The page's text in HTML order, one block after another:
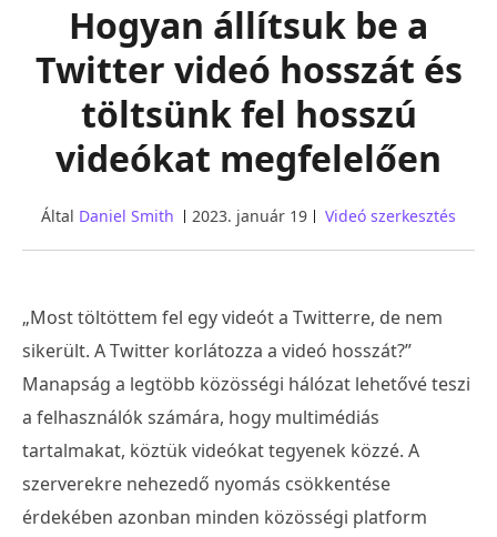
Hogyan állítsuk be a
Twitter videó hosszát és
töltsünk fel hosszú
videókat megfelelően
Által Daniel Smith 2023. január 19 Videó szerkesztés
„Most töltöttem fel egy videót a Twitterre, de nem
sikerült. A Twitter korlátozza a videó hosszát?”
Manapság a legtöbb közösségi hálózat lehetővé teszi
a felhasználók számára, hogy multimédiás
tartalmakat, köztük videókat tegyenek közzé. A
szerverekre nehezedő nyomás csökkentése
érdekében azonban minden közösségi platform